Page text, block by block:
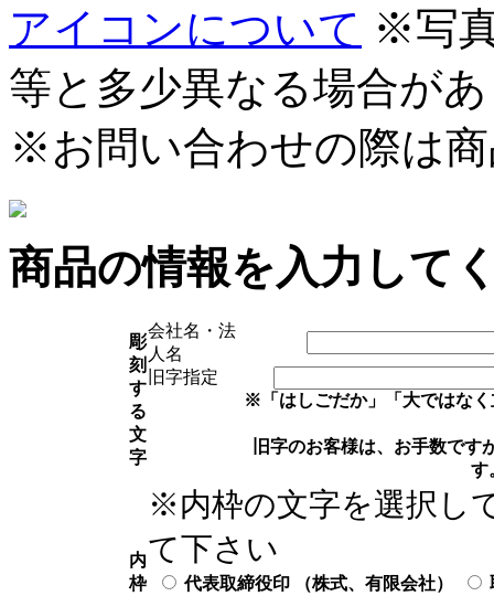
アイコンについて ※写
等と多少異なる場合が
※お問い合わせの際は
商品の情報を入力して
彫
刻
す
る
文
字
会社名・法
人名
旧字指定
※「はしごだか」「大ではな
旧字のお客様は、お手数で
す
内
枠
※内枠の文字を選択し
て下さい
代表取締役印 （株式、有限会社）